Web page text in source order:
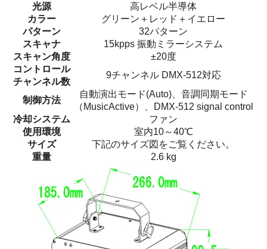
光源
高レベル半導体
カラー
グリーン＋レッド＋イエロー
パターン
32パターン
スキャナ
15kpps 振動ミラーシステム
スキャン角度
±20度
コントロール
チャンネル数
9チャンネル DMX-512対応
制御方法
自動演出モード(Auto)、音調同期モード
（MusicActive）、DMX-512 signal control
冷却システム
ファン
使用環境
室内10～40℃
サイズ
下記のサイズ図をご覧ください。
重量
2.6 kg